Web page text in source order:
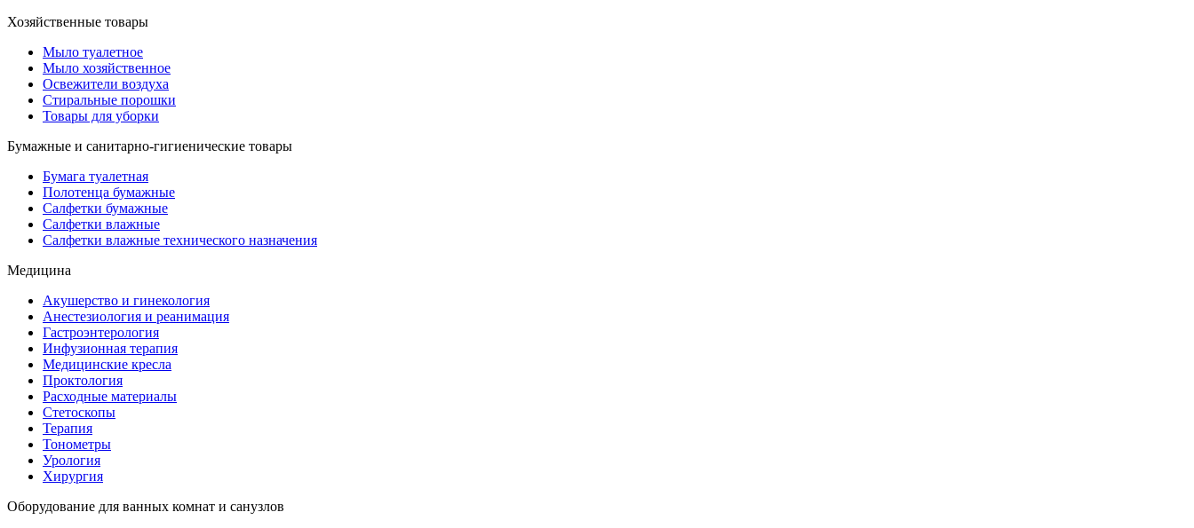
Хозяйственные товары
Мыло туалетное
Мыло хозяйственное
Освежители воздуха
Стиральные порошки
Товары для уборки
Бумажные и санитарно-гигиенические товары
Бумага туалетная
Полотенца бумажные
Салфетки бумажные
Салфетки влажные
Салфетки влажные технического назначения
Медицина
Акушерство и гинекология
Анестезиология и реанимация
Гастроэнтерология
Инфузионная терапия
Медицинские кресла
Проктология
Расходные материалы
Стетоскопы
Терапия
Тонометры
Урология
Хирургия
Оборудование для ванных комнат и санузлов